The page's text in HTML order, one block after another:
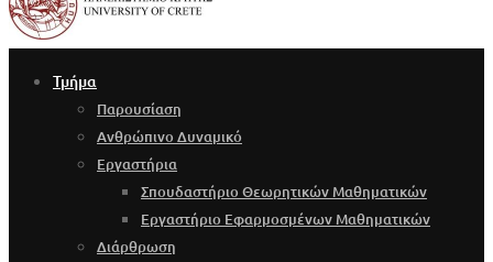
Τμήμα
Παρουσίαση
Ανθρώπινο Δυναμικό
Εργαστήρια
Σπουδαστήριο Θεωρητικών Μαθηματικών
Εργαστήριο Εφαρμοσμένων Μαθηματικών
Διάρθρωση